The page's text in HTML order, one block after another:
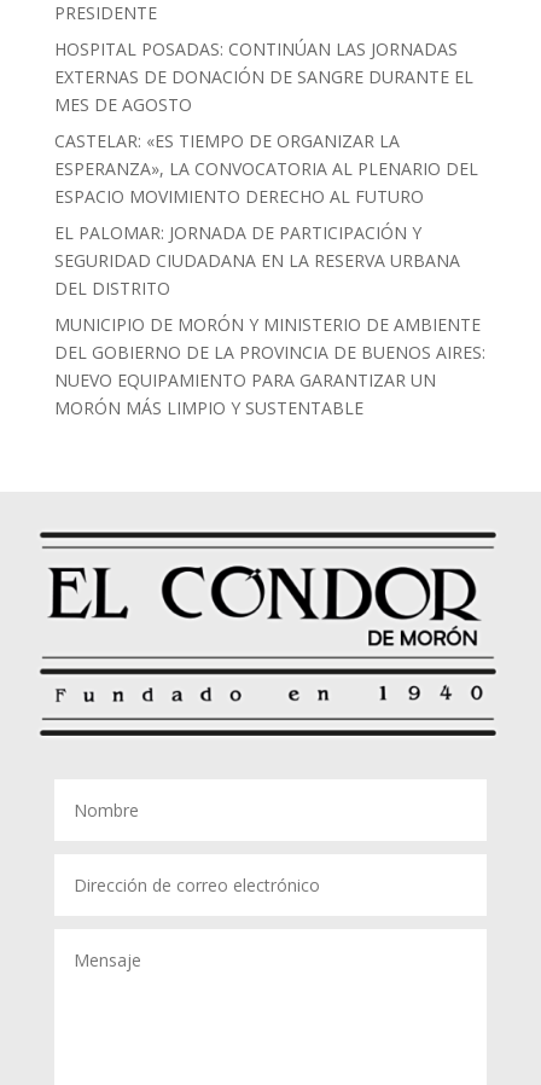
PRESIDENTE
HOSPITAL POSADAS: CONTINÚAN LAS JORNADAS
EXTERNAS DE DONACIÓN DE SANGRE DURANTE EL
MES DE AGOSTO
CASTELAR: «ES TIEMPO DE ORGANIZAR LA
ESPERANZA», LA CONVOCATORIA AL PLENARIO DEL
ESPACIO MOVIMIENTO DERECHO AL FUTURO
EL PALOMAR: JORNADA DE PARTICIPACIÓN Y
SEGURIDAD CIUDADANA EN LA RESERVA URBANA
DEL DISTRITO
MUNICIPIO DE MORÓN Y MINISTERIO DE AMBIENTE
DEL GOBIERNO DE LA PROVINCIA DE BUENOS AIRES:
NUEVO EQUIPAMIENTO PARA GARANTIZAR UN
MORÓN MÁS LIMPIO Y SUSTENTABLE